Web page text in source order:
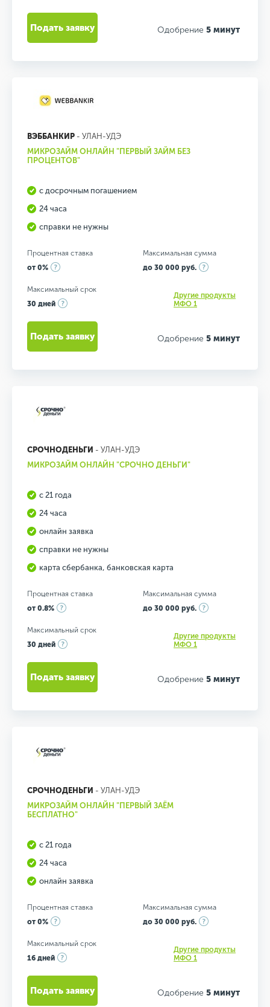
Одобрение 5 минут
Подать заявку
ВЭББАНКИР - УЛАН-УДЭ
МИКРОЗАЙМ ОНЛАЙН "ПЕРВЫЙ ЗАЙМ БЕЗ
ПРОЦЕНТОВ"
с досрочным погашением
24 часа
справки не нужны
Процентная ставка
от 0%
Максимальная сумма
до 30 000 руб.
Максимальный срок
30 дней
Другие продукты
МФО 1
Одобрение 5 минут
Подать заявку
СРОЧНОДЕНЬГИ - УЛАН-УДЭ
МИКРОЗАЙМ ОНЛАЙН "СРОЧНО ДЕНЬГИ"
с 21 года
24 часа
онлайн заявка
справки не нужны
карта сбербанка, банковская карта
Процентная ставка
от 0.8%
Максимальная сумма
до 30 000 руб.
Максимальный срок
30 дней
Другие продукты
МФО 1
Одобрение 5 минут
Подать заявку
СРОЧНОДЕНЬГИ - УЛАН-УДЭ
МИКРОЗАЙМ ОНЛАЙН "ПЕРВЫЙ ЗАЁМ
БЕСПЛАТНО"
с 21 года
24 часа
онлайн заявка
Процентная ставка
от 0%
Максимальная сумма
до 30 000 руб.
Максимальный срок
16 дней
Другие продукты
МФО 1
Одобрение 5 минут
Подать заявку